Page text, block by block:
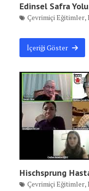
Edinsel Safra
Çevrimiçi Eğitimler,
İçeriği Göster
Hischsprung
Çevrimiçi Eğitimler,